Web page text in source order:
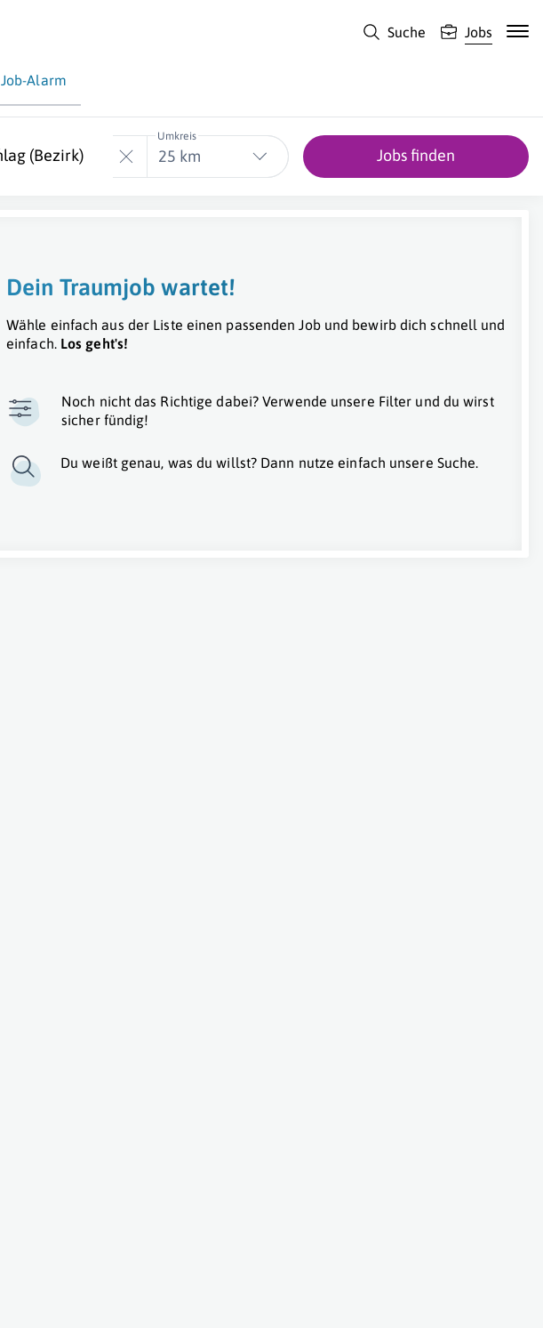
Suche Jobs
Job-Alarm
Umkreis
25 km Jobs finden
Dein Traumjob wartet!
Wähle einfach aus der Liste einen passenden Job und bewirb dich schnell und
einfach. Los geht's!
Noch nicht das Richtige dabei? Verwende unsere Filter und du wirst
sicher fündig!
Du weißt genau, was du willst? Dann nutze einfach unsere Suche.